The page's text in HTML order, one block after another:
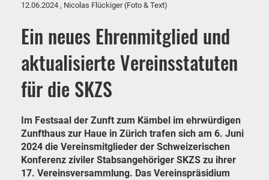
12.06.2024 , Nicolas Flückiger (Foto & Text)
Ein neues Ehrenmitglied und
aktualisierte Vereinsstatuten
für die SKZS
Im Festsaal der Zunft zum Kämbel im ehrwürdigen
Zunfthaus zur Haue in Zürich trafen sich am 6. Juni
2024 die Vereinsmitglieder der Schweizerischen
Konferenz ziviler Stabsangehöriger SKZS zu ihrer
17. Vereinsversammlung. Das Vereinspräsidium